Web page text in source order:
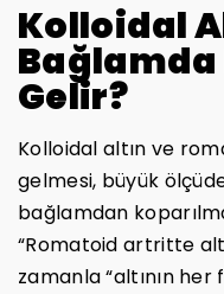
Kolloidal
Bağlamda
Gelir?
Kolloidal altın ve
gelmesi, büyük
bağlamdan
“Romatoid artritte
zamanla “altının